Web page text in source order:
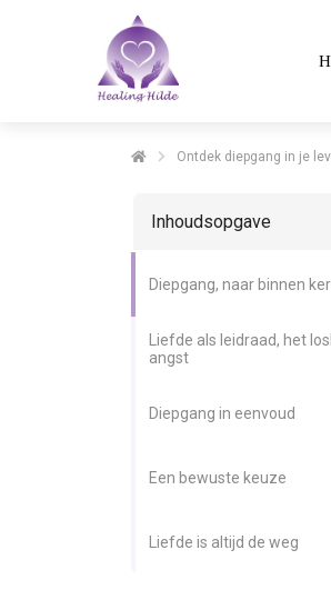
Ontdek diepgang in je
Inhoudsopgave
Diepgang, naar binnen
Liefde als leidraad, het
angst
Diepgang in eenvoud
Een bewuste keuze
Liefde is altijd de weg